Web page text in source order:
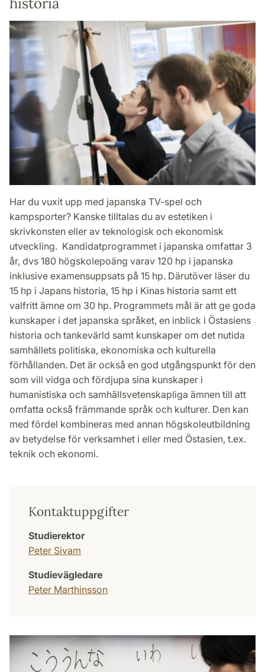
Har du vuxit upp med japanska TV-spel och
kampsporter? Kanske tilltalas du av estetiken i
skrivkonsten eller av teknologisk och ekonomisk
utveckling. Kandidatprogrammet i japanska omfattar 3
år, dvs 180 högskolepoäng varav 120 hp i japanska
inklusive examensuppsats på 15 hp. Därutöver läser du
15 hp i Japans historia, 15 hp i Kinas historia samt ett
valfritt ämne om 30 hp. Programmets mål är att ge goda
kunskaper i det japanska språket, en inblick i Östasiens
historia och tankevärld samt kunskaper om det nutida
samhällets politiska, ekonomiska och kulturella
förhållanden. Det är också en god utgångspunkt för den
som vill vidga och fördjupa sina kunskaper i
humanistiska och samhällsvetenskapliga ämnen till att
omfatta också främmande språk och kulturer. Den kan
med fördel kombineras med annan högskoleutbildning
av betydelse för verksamhet i eller med Östasien, t.ex.
teknik och ekonomi.
Kontaktuppgifter
Studierektor
Peter Sivam
Studievägledare
Peter Marthinsson